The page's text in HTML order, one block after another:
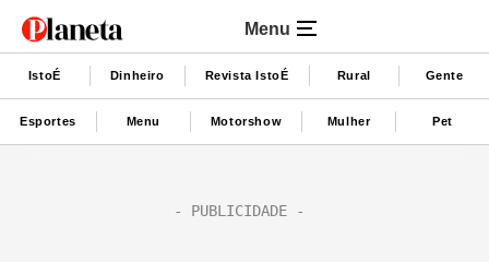
Menu
IstoÉ Dinheiro Revista IstoÉ Rural Gente
Esportes Menu Motorshow Mulher Pet